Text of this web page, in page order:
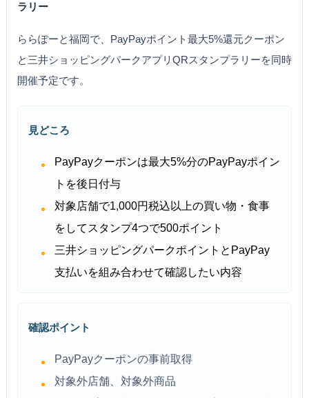
ラリー
ららぽーと福岡で、PayPayポイント最大5%還元クーポン
と三井ショッピングパークアプリQRスタンプラリーを同時
開催予定です。
見どころ
PayPayクーポンは最大5%分のPayPayポイン
トを後日付与
対象店舗で1,000円税込以上の買い物・食事
をしてスタンプ4つで500ポイント
三井ショッピングパークポイントとPayPay
支払いを組み合わせて確認したい内容
確認ポイント
PayPayクーポンの事前取得
対象外店舗、対象外商品